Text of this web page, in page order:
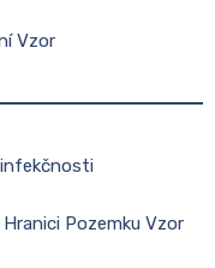
Vzor
Pozemku Vzor